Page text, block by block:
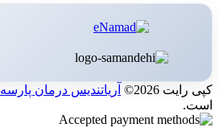
کپی رایت 2026© آریاتندیس درمان پارسه
است.